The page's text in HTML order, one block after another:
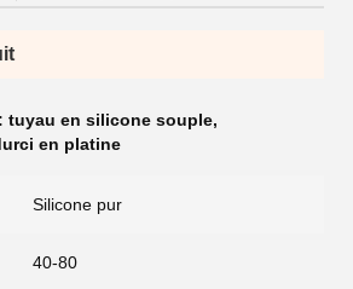
tuyau en silicone souple,
en platine
Silicone pur
40-80